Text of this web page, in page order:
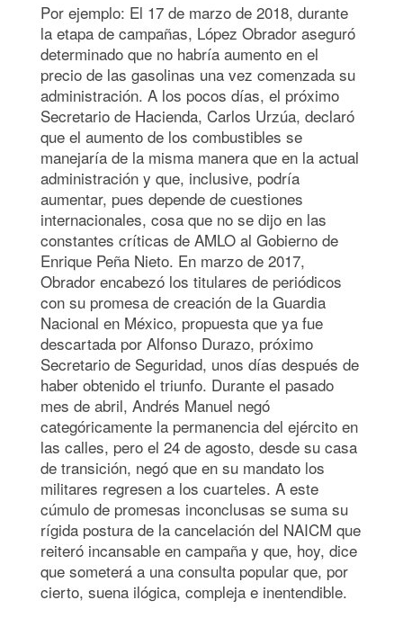
Por ejemplo: El 17 de marzo de 2018, durante
la etapa de campañas, López Obrador aseguró
determinado que no habría aumento en el
precio de las gasolinas una vez comenzada su
administración. A los pocos días, el próximo
Secretario de Hacienda, Carlos Urzúa, declaró
que el aumento de los combustibles se
manejaría de la misma manera que en la actual
administración y que, inclusive, podría
aumentar, pues depende de cuestiones
internacionales, cosa que no se dijo en las
constantes críticas de AMLO al Gobierno de
Enrique Peña Nieto. En marzo de 2017,
Obrador encabezó los titulares de periódicos
con su promesa de creación de la Guardia
Nacional en México, propuesta que ya fue
descartada por Alfonso Durazo, próximo
Secretario de Seguridad, unos días después de
haber obtenido el triunfo. Durante el pasado
mes de abril, Andrés Manuel negó
categóricamente la permanencia del ejército en
las calles, pero el 24 de agosto, desde su casa
de transición, negó que en su mandato los
militares regresen a los cuarteles. A este
cúmulo de promesas inconclusas se suma su
rígida postura de la cancelación del NAICM que
reiteró incansable en campaña y que, hoy, dice
que someterá a una consulta popular que, por
cierto, suena ilógica, compleja e inentendible.